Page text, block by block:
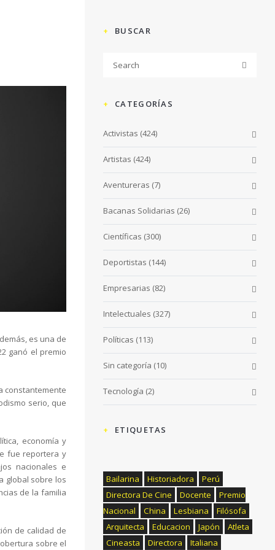
es una de
ganó el premio
constantemente
serio, que
economía y
fue reportera y
nacionales e
global sobre los
de la familia
de calidad de
sobre el
BUSCAR
CATEGORÍAS
Activistas (424)
Artistas (424)
Aventureras (7)
Bacanas Solidarias (26)
Científicas (300)
Deportistas (144)
Empresarias (82)
Intelectuales (327)
Políticas (113)
Sin categoría (10)
Tecnología (2)
ETIQUETAS
Bailarina Historiadora
Perú
Directora De Cine
Docente
Premio
Nacional
China Lesbiana
Filósofa
Arquitecta
Educacion Japón
Atleta
Cineasta
Directora
Italiana